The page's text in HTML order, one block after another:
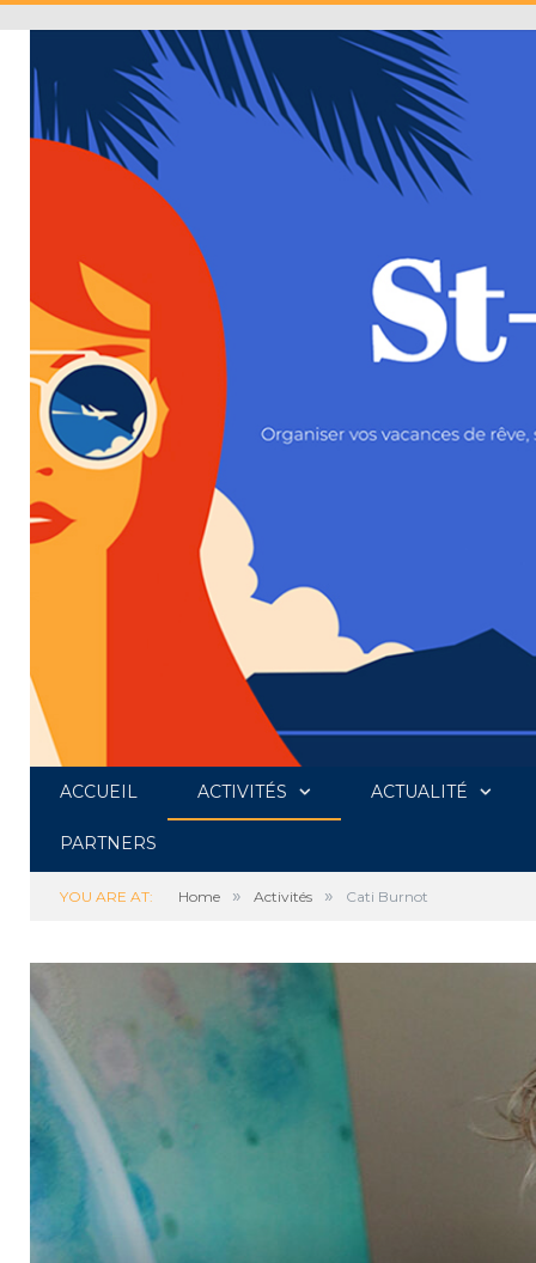
ACCUEIL ACTIVITÉS ACTUALITÉ
PARTNERS
YOU ARE AT: Home » Activités » Cati Burnot